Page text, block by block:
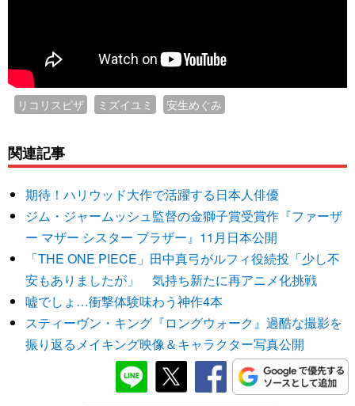
リコリスピザ ミズイユミ 安生めぐみ
関連記事
期待！ハリウッド大作で活躍する日本人俳優
ジム・ジャームッシュ監督の金獅子賞受賞作『ファーザ
ー マザー シスター ブラザー』11月日本公開
「THE ONE PIECE」田中真弓がルフィ役続投「少し不
安もありましたが」 気持ち新たに再アニメ化挑戦
嘘でしょ…衝撃体験味わう神作4本
スティーヴン・キング『ロングウォーク』過酷な撮影を
振り返るメイキング映像＆キャラクター写真公開